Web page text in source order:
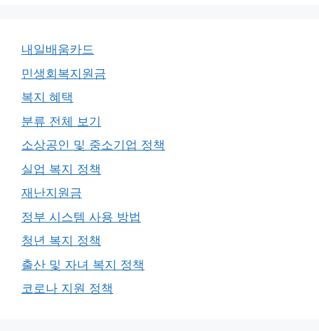
내일배움카드
민생회복지원금
복지 혜택
분류 전체 보기
소상공인 및 중소기업 정책
실업 복지 정책
재난지원금
정부 시스템 사용 방법
청년 복지 정책
출산 및 자녀 복지 정책
코로나 지원 정책